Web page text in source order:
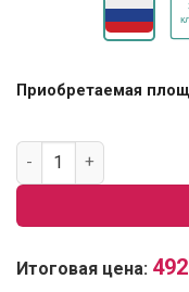
Приобретаемая
Количество товара
Итоговая цена: